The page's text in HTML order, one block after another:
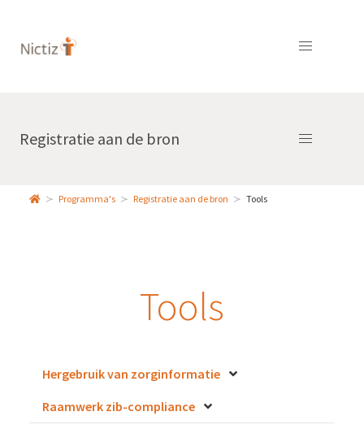
Registratie aan de bron
Programma's Registratie aan de bron Tools
Tools
Hergebruik van zorginformatie
Raamwerk zib-compliance